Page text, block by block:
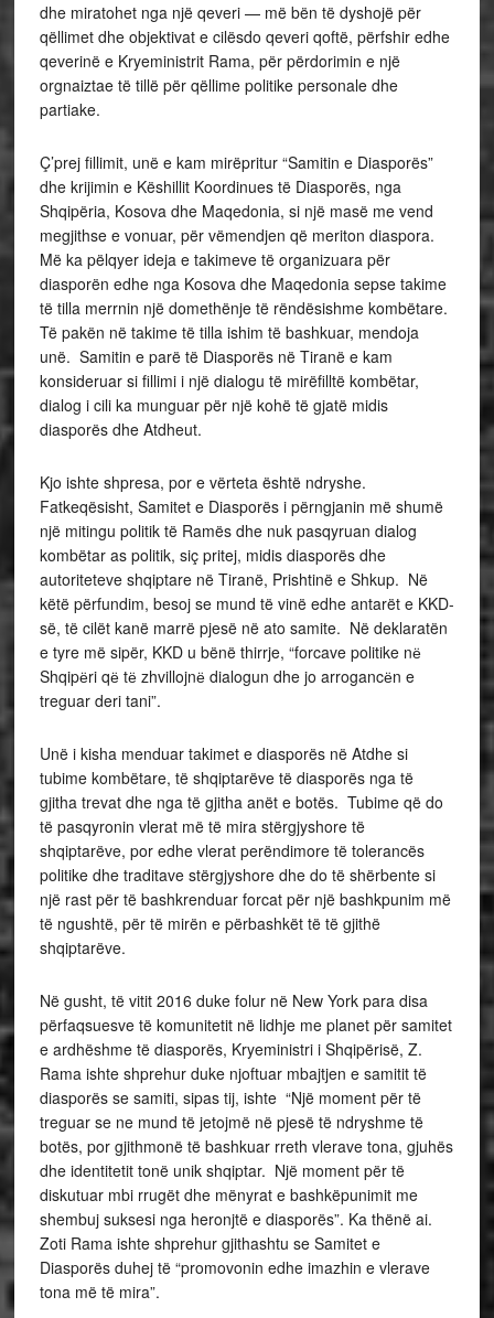
dhe miratohet nga një qeveri — më bën të dyshojë për
qëllimet dhe objektivat e cilësdo qeveri qoftë, përfshir edhe
qeverinë e Kryeministrit Rama, për përdorimin e një
orgnaiztae të tillë për qëllime politike personale dhe
partiake.
Ç’prej fillimit, unë e kam mirëpritur “Samitin e Diasporës”
dhe krijimin e Këshillit Koordinues të Diasporës, nga
Shqipëria, Kosova dhe Maqedonia, si një masë me vend
megjithse e vonuar, për vëmendjen që meriton diaspora.
Më ka pëlqyer ideja e takimeve të organizuara për
diasporën edhe nga Kosova dhe Maqedonia sepse takime
të tilla merrnin një domethënje të rëndësishme kombëtare.
Të pakën në takime të tilla ishim të bashkuar, mendoja
unë. Samitin e parë të Diasporës në Tiranë e kam
konsideruar si fillimi i një dialogu të mirëfilltë kombëtar,
dialog i cili ka munguar për një kohë të gjatë midis
diasporës dhe Atdheut.
Kjo ishte shpresa, por e vërteta është ndryshe.
Fatkeqësisht, Samitet e Diasporës i përngjanin më shumë
një mitingu politik të Ramës dhe nuk pasqyruan dialog
kombëtar as politik, siç pritej, midis diasporës dhe
autoriteteve shqiptare në Tiranë, Prishtinë e Shkup. Në
këtë përfundim, besoj se mund të vinë edhe antarët e KKD-
së, të cilët kanë marrë pjesë në ato samite. Në deklaratën
e tyre më sipër, KKD u bënë thirrje, “forcave politike nё
Shqipёri qё tё zhvillojnё dialogun dhe jo arrogancёn e
treguar deri tani”.
Unë i kisha menduar takimet e diasporës në Atdhe si
tubime kombëtare, të shqiptarëve të diasporës nga të
gjitha trevat dhe nga të gjitha anët e botës. Tubime që do
të pasqyronin vlerat më të mira stërgjyshore të
shqiptarëve, por edhe vlerat perëndimore të tolerancës
politike dhe traditave stërgjyshore dhe do të shërbente si
një rast për të bashkrenduar forcat për një bashkpunim më
të ngushtë, për të mirën e përbashkët të të gjithë
shqiptarëve.
Në gusht, të vitit 2016 duke folur në New York para disa
përfaqsuesve të komunitetit në lidhje me planet për samitet
e ardhëshme të diasporës, Kryeministri i Shqipërisë, Z.
Rama ishte shprehur duke njoftuar mbajtjen e samitit të
diasporës se samiti, sipas tij, ishte “Një moment për të
treguar se ne mund të jetojmë në pjesë të ndryshme të
botës, por gjithmonë të bashkuar rreth vlerave tona, gjuhës
dhe identitetit tonë unik shqiptar. Një moment për të
diskutuar mbi rrugët dhe mënyrat e bashkëpunimit me
shembuj suksesi nga heronjtë e diasporës”. Ka thënë ai.
Zoti Rama ishte shprehur gjithashtu se Samitet e
Diasporës duhej të “promovonin edhe imazhin e vlerave
tona më të mira”.